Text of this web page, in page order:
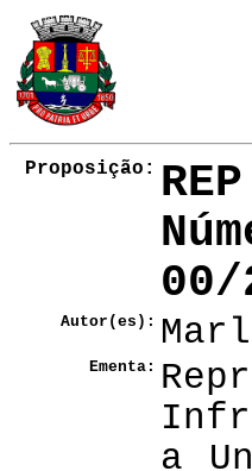
Proposição:
00/
Autor(es):
Ementa:
a